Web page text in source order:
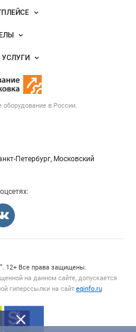
оборудование в России.
Петербург, Московский
Eqinfo.ru
рекламы
оферта
информация
данных
для пищепрома
12+ Все права защищены.
на данном сайте, допускается
гиперссылки на сайт eqinfo.ru